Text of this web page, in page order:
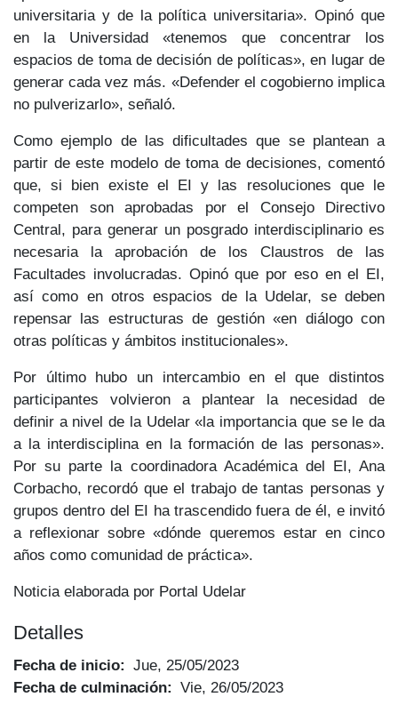
universitaria y de la política universitaria». Opinó que
en la Universidad «tenemos que concentrar los
espacios de toma de decisión de políticas», en lugar de
generar cada vez más. «Defender el cogobierno implica
no pulverizarlo», señaló.
Como ejemplo de las dificultades que se plantean a
partir de este modelo de toma de decisiones, comentó
que, si bien existe el EI y las resoluciones que le
competen son aprobadas por el Consejo Directivo
Central, para generar un posgrado interdisciplinario es
necesaria la aprobación de los Claustros de las
Facultades involucradas. Opinó que por eso en el EI,
así como en otros espacios de la Udelar, se deben
repensar las estructuras de gestión «en diálogo con
otras políticas y ámbitos institucionales».
Por último hubo un intercambio en el que distintos
participantes volvieron a plantear la necesidad de
definir a nivel de la Udelar «la importancia que se le da
a la interdisciplina en la formación de las personas».
Por su parte la coordinadora Académica del EI, Ana
Corbacho, recordó que el trabajo de tantas personas y
grupos dentro del EI ha trascendido fuera de él, e invitó
a reflexionar sobre «dónde queremos estar en cinco
años como comunidad de práctica».
Noticia elaborada por Portal Udelar
Detalles
Fecha de inicio
Jue, 25/05/2023
Fecha de culminación
Vie, 26/05/2023